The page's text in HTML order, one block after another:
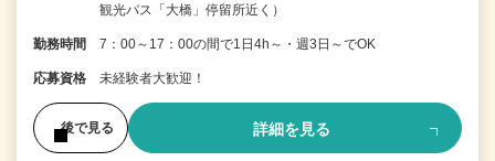
観光バス「大橋」停留所近く）
勤務時間 7：00～17：00の間で1日4h～・週3日～でOK
応募資格 未経験者大歓迎！
後で見る 詳細を見る